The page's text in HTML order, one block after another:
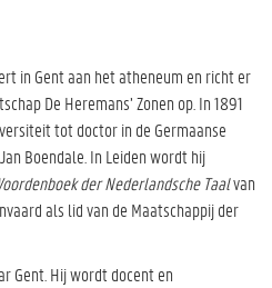
in Gent aan het atheneum en richt er
De Heremans’ Zonen op. In 1891
tot doctor in de Germaanse
Boendale. In Leiden wordt hij
der Nederlandsche Taalvan
als lid van de Maatschappij der
Gent. Hij wordt docent en